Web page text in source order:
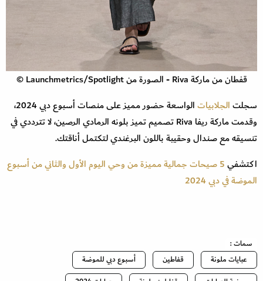
قفطان من ماركة Riva - الصورة من Launchmetrics/Spotlight ©
سجلتالجلابيات
الواسعة حضور مميز على منصات أسبوع دبي 2024،
وقدمت ماركة ريفا Riva تصميم تميز بلونه الرمادي الرصين، لا تترددي في
تنسيقه مع صندال وحقيبة باللون البرغندي لتكتمل أناقتك.
اكتشفي
5 صيحات جمالية مميزة من وحي اليوم الأول والثاني من أسبوع
الموضة في دبي 2024
سمات :
عبايات ملونة
قفاطين
أسبوع دبي للموضة